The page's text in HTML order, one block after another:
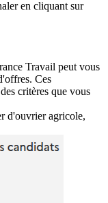
en cliquant sur
Travail peut vous
Ces
critères que vous
d'ouvrier agricole,